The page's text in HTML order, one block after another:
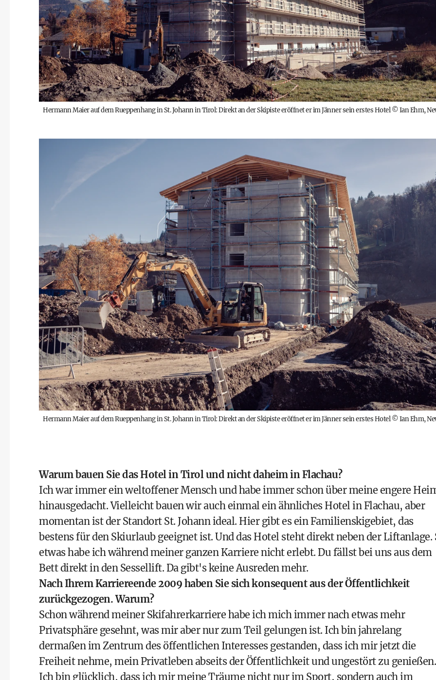
Hermann Maier auf dem Rueppenhang in St. Johann in Tirol: Direkt an der Skipiste eröffnet er im Jänner sein erstes Hotel©Ian Ehm,
Hermann Maier auf dem Rueppenhang in St. Johann in Tirol: Direkt an der Skipiste eröffnet er im Jänner sein erstes Hotel©Ian Ehm,
Warumbauen Sie das Hotel in Tirol und nicht daheim in Flachau?
Ich war immer ein weltoffener Mensch und habe immer schon über meine engere
hinausgedacht. Vielleicht bauen wir auch einmal ein ähnliches Hotel in Flachau, aber
momentan ist der Standort St. Johann ideal. Hier gibt es ein Familienskigebiet, das
bestens für den Skiurlaub geeignet ist. Und das Hotel steht direkt neben der Liftanlage.
etwas habe ich während meiner ganzen Karriere nicht erlebt. Du fällst bei uns aus dem
Bett direkt in den Sessellift. Da gibt's keine Ausreden mehr.
Nach Ihrem Karriereende 2009 haben Sie sich konsequent aus der Öffentlichkeit
zurückgezogen. Warum?
Schon während meiner Skifahrerkarriere habe ich mich immer nach etwas mehr
Privatsphäre gesehnt, was mir aber nur zum Teil gelungen ist. Ich bin jahrelang
dermaßen im Zentrum des öffentlichen Interesses gestanden, dass ich mir jetzt die
Freiheit nehme, mein Privatleben abseits der Öffentlichkeit und ungestört zu genießen.
Ich bin glücklich, dass ich mir meine Träume nicht nur im Sport, sondern auch im